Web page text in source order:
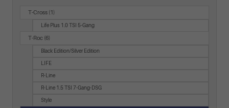
T-Cross (1)
Life Plus 1.0 TSI 5-Gang
T-Roc (6)
Black Edition/Silver Edition
LIFE
R-Line
R-Line 1.5 TSI 7-Gang-DSG
Style